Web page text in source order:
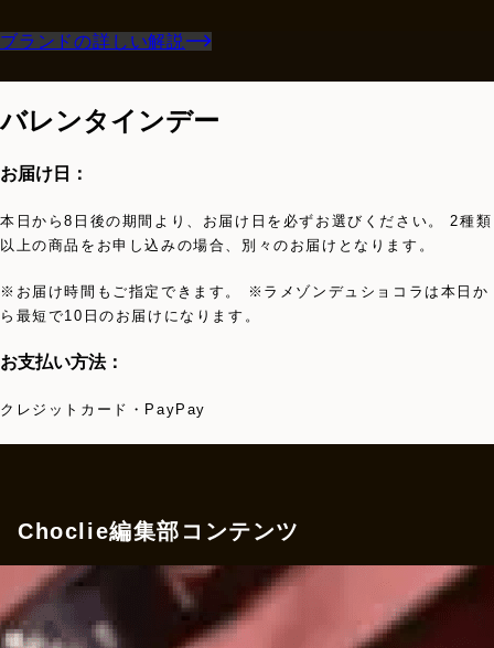
ブランドの詳しい解説
バレンタインデー
お届け日：
本日から8日後の期間より、お届け日を必ずお選びください。 2種類
以上の商品をお申し込みの場合、別々のお届けとなります。
※お届け時間もご指定できます。 ※ラメゾンデュショコラは本日か
ら最短で10日のお届けになります。
お支払い方法：
クレジットカード・PayPay
Choclie編集部コンテンツ